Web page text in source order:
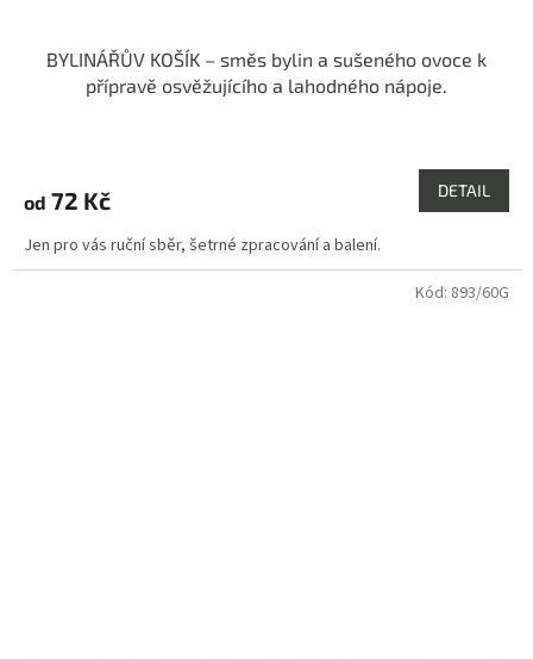
BYLINÁŘŮV KOŠÍK – směs bylin a sušeného ovoce k
přípravě osvěžujícího a lahodného nápoje.
je
z
5
od 72 Kč DETAIL
Jen pro vás ruční sběr, šetrné zpracování a balení.
Kód: 893/60G